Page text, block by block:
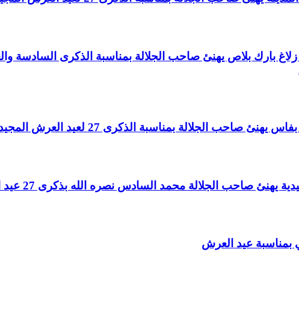
زلاغ بارك بلاص يهنئ صاحب الجلالة بمناسبة الذكرى
الجلالة بمناسبة الذكرى 27 لعيد العرش المجيد
صاحب الجلالة محمد السادس نصره الله بذكرى 27 عيد العرش المجيد
بمناسبة عيد العرش